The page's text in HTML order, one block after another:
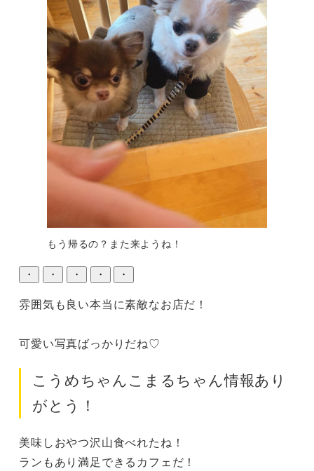
もう帰るの？また来ようね！
・ ・ ・ ・ ・
雰囲気も良い本当に素敵なお店だ！
可愛い写真ばっかりだね♡
こうめちゃんこまるちゃん情報あり
がとう！
美味しおやつ沢山食べれたね！
ランもあり満足できるカフェだ！